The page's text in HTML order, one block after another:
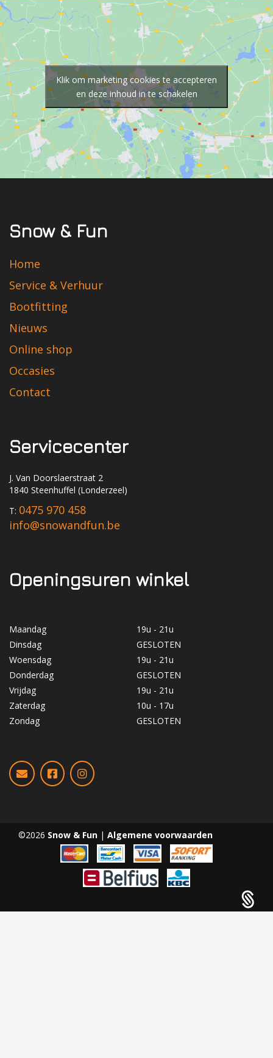
Klik om marketing cookies te accepteren
en deze inhoud in te schakelen
Snow & Fun
Home
Service & Verhuur
Bootfitting
Nieuws
Online shop
Occasies
Contact
Servicecenter
J. Van Doorslaerstraat 2
1840 Steenhuffel (Londerzeel)
T: 0475 970 458
info@snowandfun.be
Openingsuren winkel
Maandag
19u - 21u
Dinsdag
GESLOTEN
Woensdag
19u - 21u
Donderdag
GESLOTEN
Vrijdag
19u - 21u
Zaterdag
10u - 17u
Zondag
GESLOTEN
©2026 Snow & Fun | Algemene voorwaarden